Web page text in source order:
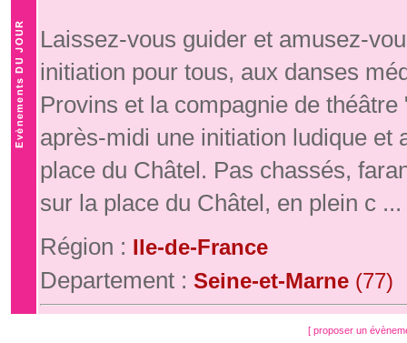
Laissez-vous guider et amusez-
initiation pour tous, aux danses
Provins et la compagnie de
après-midi une initiation ludique et
place du Châtel. Pas chassés,
sur la place du Châtel, en plein c ...
Région : Ile-de-France
Departement : Seine-et-Marne (77)
[ proposer un